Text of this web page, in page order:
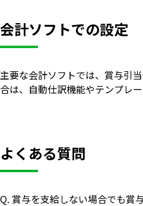
会計ソフトでの設定
主要な会計ソフトでは、賞与引
合は、自動仕訳機能やテンプレ
よくある質問
Q. 賞与を支給しない場合でも賞